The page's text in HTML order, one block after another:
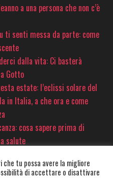
a una persona che non c’è
ti senti messa da parte: come
dalla vita: Ci basterà
Gotto
estate: l’eclissi solare del
in Italia, a che ora e come
cosa sapere prima di
salute
copia e la riproduzione dei contenuti
che tu possa avere la migliore
di accettare o disattivare